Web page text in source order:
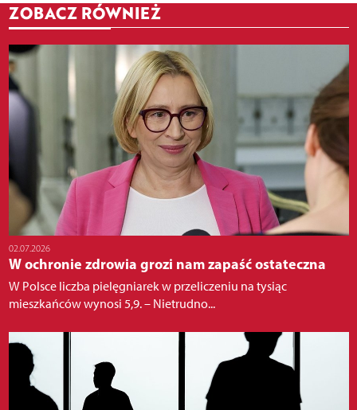
ZOBACZ RÓWNIEŻ
02.07.2026
W ochronie zdrowia grozi nam zapaść ostateczna
W Polsce liczba pielęgniarek w przeliczeniu na tysiąc
mieszkańców wynosi 5,9. – Nietrudno...